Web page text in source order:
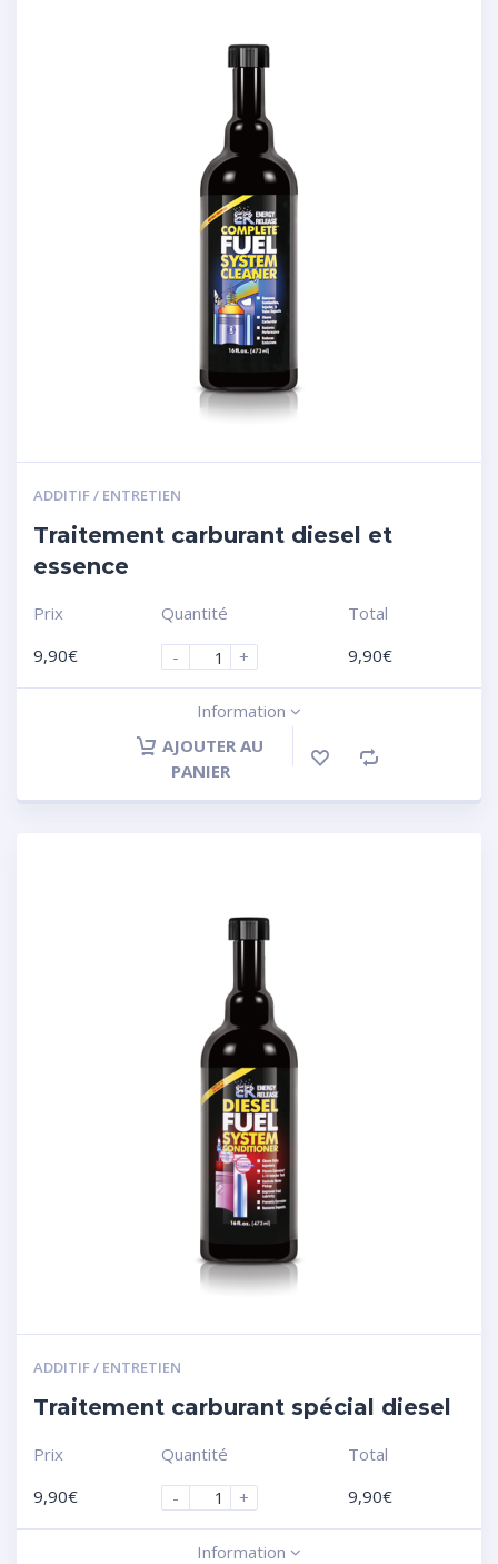
ADDITIF / ENTRETIEN
Traitement carburant diesel et
essence
Prix
9,90€
Quantité
-
+
Total
9,90€
Information
AJOUTER AU
PANIER
ADDITIF / ENTRETIEN
Traitement carburant spécial diesel
Prix
9,90€
Quantité
-
+
Total
9,90€
Information